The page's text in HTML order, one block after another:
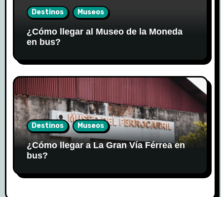
Destinos Museos
¿Cómo llegar al Museo de la Moneda
en bus?
Destinos Museos
¿Cómo llegar a La Gran Vía Férrea en
bus?